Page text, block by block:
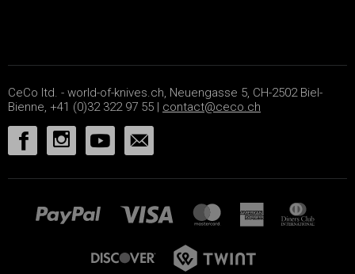
CeCo ltd. - world-of-knives.ch, Neuengasse 5, CH-2502 Biel-
Bienne, +41 (0)32 322 97 55 | contact@ceco.ch